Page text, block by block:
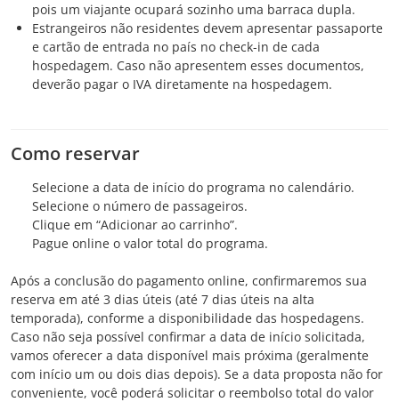
pois um viajante ocupará sozinho uma barraca dupla.
Estrangeiros não residentes devem apresentar passaporte
e cartão de entrada no país no check-in de cada
hospedagem. Caso não apresentem esses documentos,
deverão pagar o IVA diretamente na hospedagem.
Como reservar
Selecione a data de início do programa no calendário.
Selecione o número de passageiros.
Clique em “Adicionar ao carrinho”.
Pague online o valor total do programa.
Após a conclusão do pagamento online, confirmaremos sua
reserva em até 3 dias úteis (até 7 dias úteis na alta
temporada), conforme a disponibilidade das hospedagens.
Caso não seja possível confirmar a data de início solicitada,
vamos oferecer a data disponível mais próxima (geralmente
com início um ou dois dias depois). Se a data proposta não for
conveniente, você poderá solicitar o reembolso total do valor